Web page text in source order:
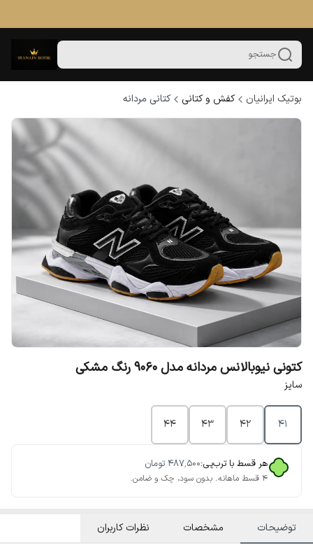
جستجو
بوتیک ایرانیان کفش و کتانی کتانی مردانه
کتونی نیوبالانس مردانه مدل 9060 رنگ مشکی
سایز
41
42
43
44
هر قسط با ترب‌پی:۴۸۷٬۵۰۰ تومان
۴ قسط ماهانه. بدون سود، چک و ضامن.
توضیحات مشخصات نظرات کاربران